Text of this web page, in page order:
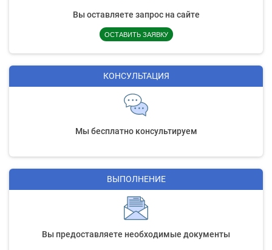
Вы оставляете запрос на сайте
ОСТАВИТЬ ЗАЯВКУ
КОНСУЛЬТАЦИЯ
Мы бесплатно консультируем
ВЫПОЛНЕНИЕ
Вы предоставляете необходимые документы